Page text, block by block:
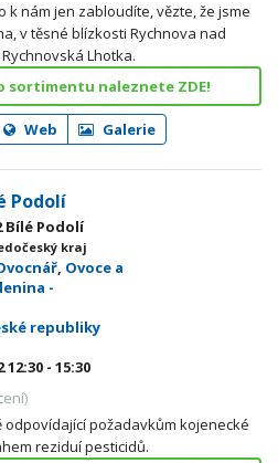
k nám jen zabloudíte, vězte, že jsme
v těsné blízkosti Rychnova nad
Lhotka.
sortimentu naleznete ZDE!
Web Galerie
Podolí
Bílé Podolí
kraj
, Ovoce a
-
republiky
12:30 - 15:30
odpovídající požadavkům kojenecké
reziduí pesticidů.